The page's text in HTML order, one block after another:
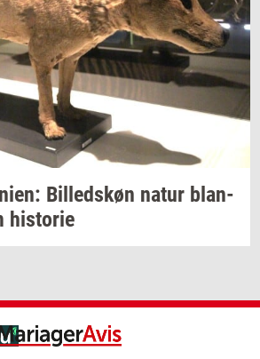
Bil­leds­køn natur blan­
hi­sto­rie